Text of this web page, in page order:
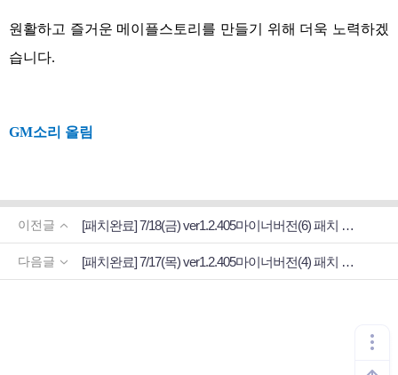
원활하고 즐거운 메이플스토리를 만들기 위해 더욱 노력하겠
습니다.
GM소리 올림
이전글 [패치완료] 7/18(금) ver1.2.405마이너버전(6) 패치 (13:10적
다음글 [패치완료] 7/17(목) ver1.2.405마이너버전(4) 패치 (16:20적